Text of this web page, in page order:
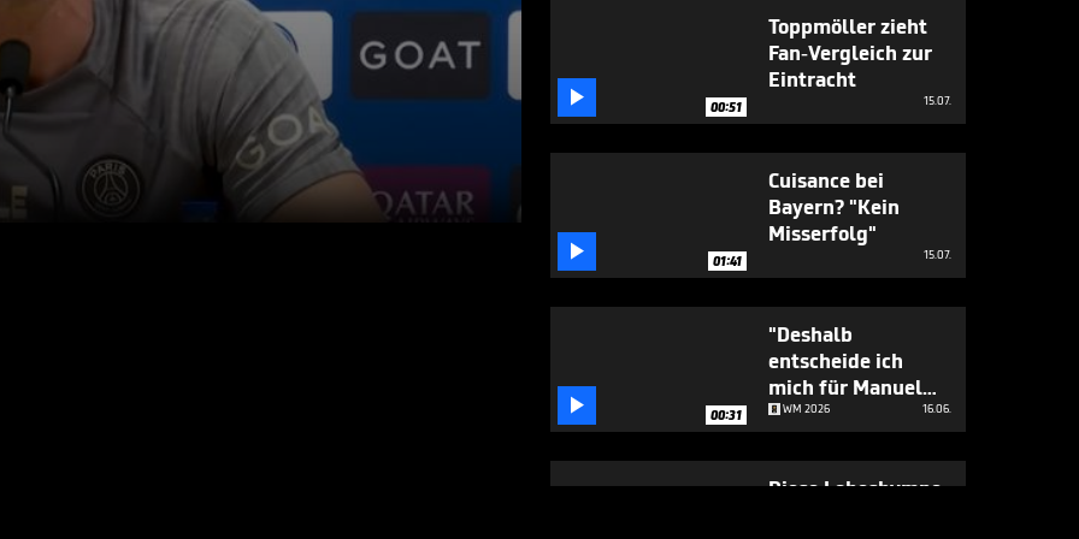
 00:51
Toppmöller zieht
Fan-Vergleich zur
Eintracht
15.07.
 01:41
Cuisance bei
Bayern? "Kein
Misserfolg"
15.07.
 00:31
"Deshalb
entscheide ich
mich für Manuel
Neuer"
WM 2026 16.06.
Diese Lobeshymne